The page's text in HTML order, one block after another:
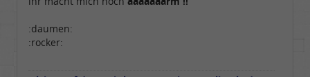
Dabei seit:
05 / 2006
:daumen:
:rocker: